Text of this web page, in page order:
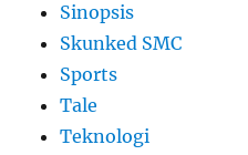
Sinopsis
Skunked SMC
Sports
Tale
Teknologi